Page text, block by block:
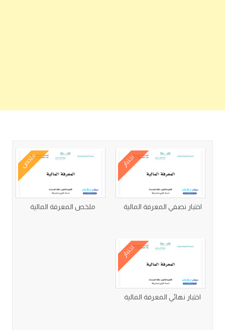
اختبار
اختبار نصفي المعرفة المالية
ملخص
ملخص المعرفة المالية
اختبار
اختبار نهائي المعرفة المالية